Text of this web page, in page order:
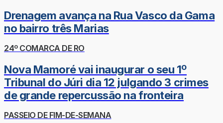
Drenagem avança na Rua Vasco da Gama
no bairro três Marias
24º COMARCA DE RO
Nova Mamoré vai inaugurar o seu 1º
Tribunal do Júri dia 12 julgando 3 crimes
de grande repercussão na fronteira
PASSEIO DE FIM-DE-SEMANA